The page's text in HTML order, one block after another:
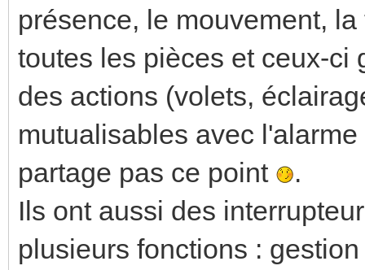
présence, le mouvement,
toutes les pièces et ceux-ci
des actions (volets,
mutualisables avec
partage pas ce point
.
Ils ont aussi des
plusieurs fonctions :